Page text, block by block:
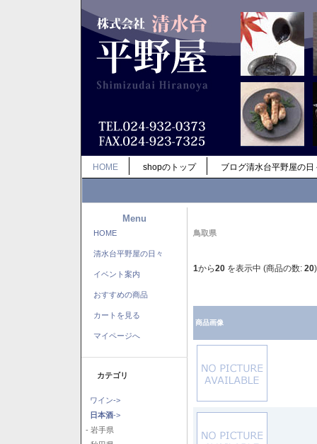
HOME shopのトップ ブログ清水台平野屋の日
Menu
HOME
清水台平野屋の日々
イベント案内
おすすめの商品
カートを見る
マイページへ
カテゴリ
ワイン->
日本酒->
- 岩手県
鳥取県
1から20 を表示中 (商品の数: 20)
商品画像